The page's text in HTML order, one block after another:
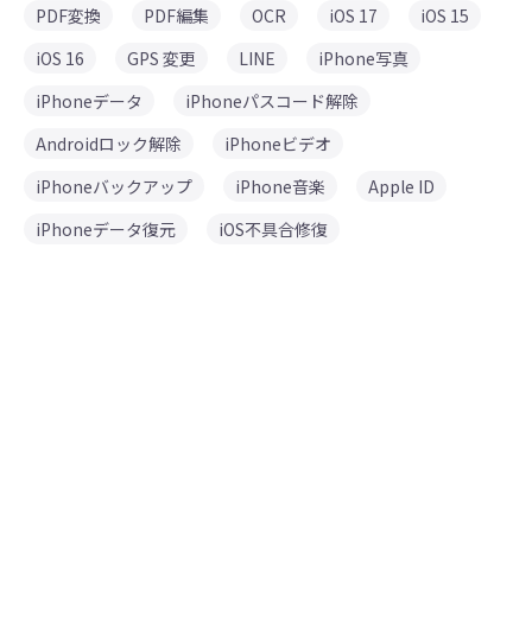
PDF変換 PDF編集 OCR iOS 17
iOS 15
iOS 16
GPS 変更 LINE
iPhone写真
iPhoneデータ
iPhoneパスコード解除
Androidロック解除
iPhoneビデオ
iPhoneバックアップ
iPhone音楽
Apple ID
iPhoneデータ復元
iOS不具合修復